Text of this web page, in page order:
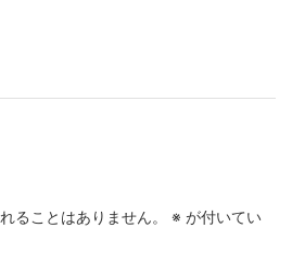
ることはありません。 ※ が付いてい